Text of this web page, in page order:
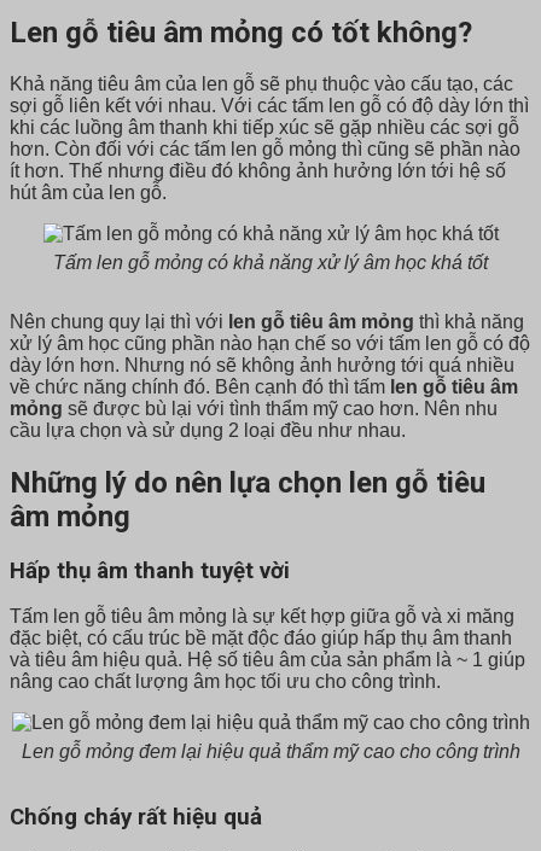
Len gỗ tiêu âm mỏng có tốt không?
Khả năng tiêu âm của len gỗ sẽ phụ thuộc vào cấu tạo, các
sợi gỗ liên kết với nhau. Với các tấm len gỗ có độ dày lớn thì
khi các luồng âm thanh khi tiếp xúc sẽ gặp nhiều các sợi gỗ
hơn. Còn đối với các tấm len gỗ mỏng thì cũng sẽ phần nào
ít hơn. Thế nhưng điều đó không ảnh hưởng lớn tới hệ số
hút âm của len gỗ.
Tấm len gỗ mỏng có khả năng xử lý âm học khá tốt
Nên chung quy lại thì với len gỗ tiêu âm mỏng thì khả năng
xử lý âm học cũng phần nào hạn chế so với tấm len gỗ có độ
dày lớn hơn. Nhưng nó sẽ không ảnh hưởng tới quá nhiều
về chức năng chính đó. Bên cạnh đó thì tấm len gỗ tiêu âm
mỏng sẽ được bù lại với tình thẩm mỹ cao hơn. Nên nhu
cầu lựa chọn và sử dụng 2 loại đều như nhau.
Những lý do nên lựa chọn len gỗ tiêu
âm mỏng
Hấp thụ âm thanh tuyệt vời
Tấm len gỗ tiêu âm mỏng là sự kết hợp giữa gỗ và xi măng
đặc biệt, có cấu trúc bề mặt độc đáo giúp hấp thụ âm thanh
và tiêu âm hiệu quả. Hệ số tiêu âm của sản phẩm là ~ 1 giúp
nâng cao chất lượng âm học tối ưu cho công trình.
Len gỗ mỏng đem lại hiệu quả thẩm mỹ cao cho công trình
Chống cháy rất hiệu quả